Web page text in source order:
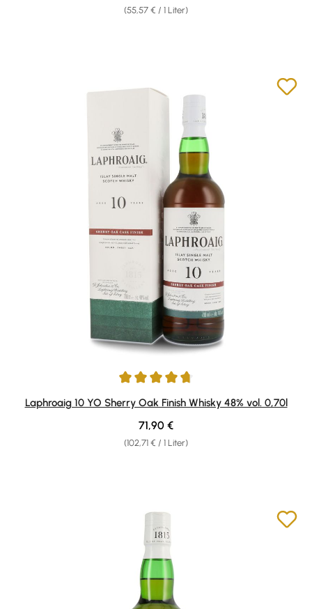
(55,57 € / 1 Liter)
Durchschnittliche Bewertung von 4.7 von 5 Sternen
Laphroaig 10 YO Sherry Oak Finish Whisky 48% vol. 0,70l
(102,71 € / 1 Liter)
Regulärer Preis:
71,90 €